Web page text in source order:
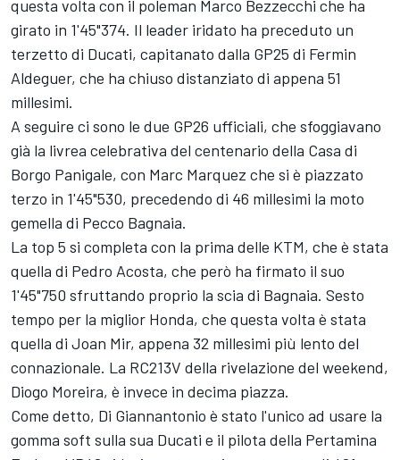
questa volta con il poleman Marco Bezzecchi che ha
girato in 1'45"374. Il leader iridato ha preceduto un
terzetto di Ducati, capitanato dalla GP25 di Fermin
Aldeguer, che ha chiuso distanziato di appena 51
millesimi.
A seguire ci sono le due GP26 ufficiali, che sfoggiavano
già la livrea celebrativa del centenario della Casa di
Borgo Panigale, con Marc Marquez che si è piazzato
terzo in 1'45"530, precedendo di 46 millesimi la moto
gemella di Pecco Bagnaia.
La top 5 si completa con la prima delle KTM, che è stata
quella di Pedro Acosta, che però ha firmato il suo
1'45"750 sfruttando proprio la scia di Bagnaia. Sesto
tempo per la miglior Honda, che questa volta è stata
quella di Joan Mir, appena 32 millesimi più lento del
connazionale. La RC213V della rivelazione del weekend,
Diogo Moreira, è invece in decima piazza.
Come detto, Di Giannantonio è stato l'unico ad usare la
gomma soft sulla sua Ducati e il pilota della Pertamina